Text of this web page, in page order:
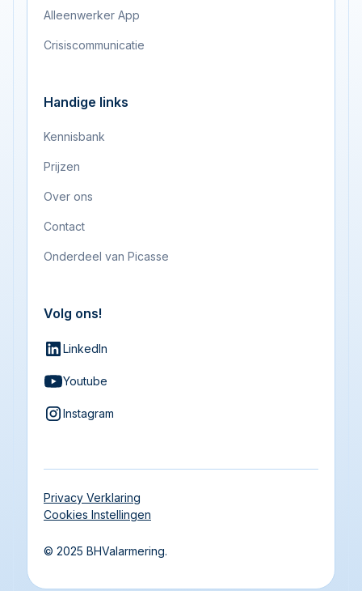
Alleenwerker App
Crisiscommunicatie
Handige links
Kennisbank
Prijzen
Over ons
Contact
Onderdeel van Picasse
Volg ons!
LinkedIn
Youtube
Instagram
© 2025 BHValarmering.
Privacy Verklaring
Cookies Instellingen